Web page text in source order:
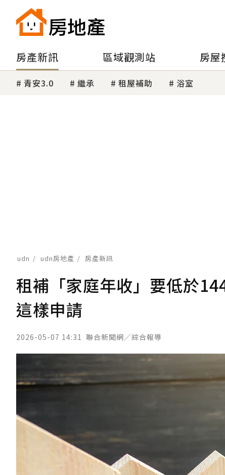
房產新訊 區域觀測站 房屋
青安3.0 繼承 租屋補助 浴室
udn udn房地產 房產新訊
租補「家庭年收」要低於
這樣申請
2026-05-07 14:31 聯合新聞網／綜合報導